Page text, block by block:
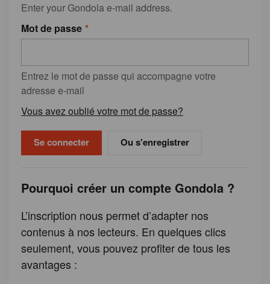
Enter your Gondola e-mail address.
Mot de passe
Entrez le mot de passe qui accompagne votre
adresse e-mail
Vous avez oublié votre mot de passe?
Ou s'enregistrer
Pourquoi créer un compte Gondola ?
L’inscription nous permet d’adapter nos
contenus à nos lecteurs. En quelques clics
seulement, vous pouvez profiter de tous les
avantages :